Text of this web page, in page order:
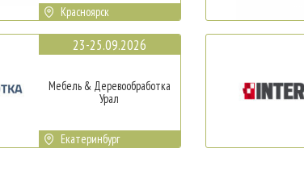
Красноярск
23-25.09.2026
Мебель & Деревообработка
Урал
Екатеринбург